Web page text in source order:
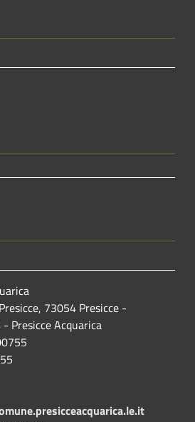
73054 Presicce -
Presicce Acquarica